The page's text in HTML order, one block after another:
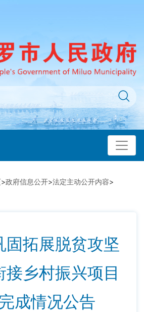
>政府信息公开>法定主动公开内容>
固拓展脱贫攻坚
接乡村振兴项目
成情况公告